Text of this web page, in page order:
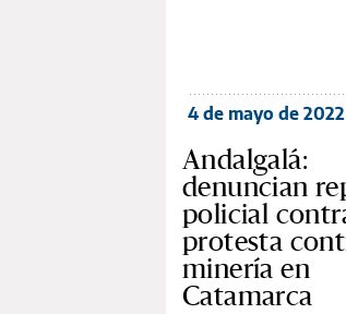
4 de mayo de 2022
Andalgalá:
denuncian
policial
protesta
minería en
Catamarca